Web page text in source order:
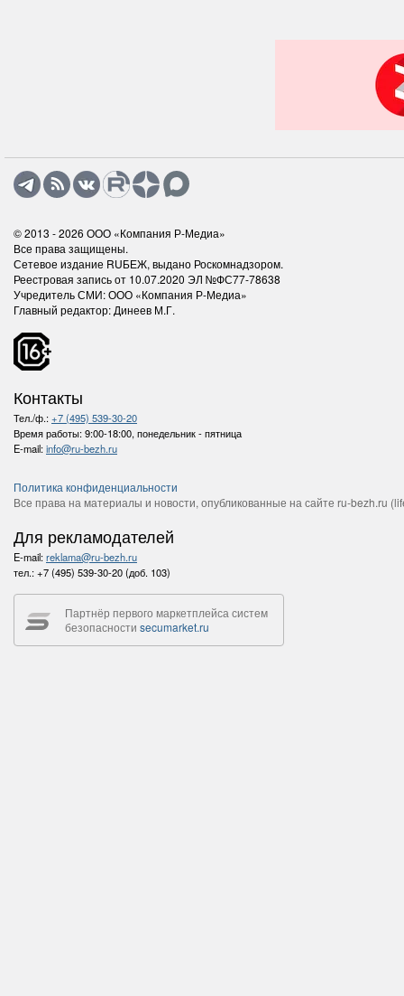
© 2013 - 2026 ООО «Компания Р-Медиа»
Все права защищены.
Сетевое издание RUБЕЖ, выдано Роскомнадзором.
Реестровая запись от 10.07.2020 ЭЛ №ФС77-78638
Учредитель СМИ: ООО «Компания Р-Медиа»
Главный редактор: Динеев М.Г.
Контакты
Тел./ф.:+7 (495) 539-30-20
Время работы:9:00-18:00, понедельник - пятница
E-mail:info@ru-bezh.ru
Политика конфиденциальности
Все права на материалы и новости, опубликованные на сайте ru-bezh.ru
Для рекламодателей
E-mail:reklama@ru-bezh.ru
тел.:+7 (495) 539-30-20 (доб. 103)
Партнёр первого маркетплейса систем
безопасности secumarket.ru